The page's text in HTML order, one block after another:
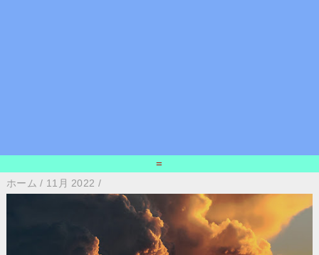
=
ホーム / 11月 2022 /